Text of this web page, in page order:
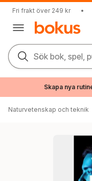
Fri frakt över 249 kr •
Sök bok, spel,
Skapa nya
Naturvetenskap och teknik